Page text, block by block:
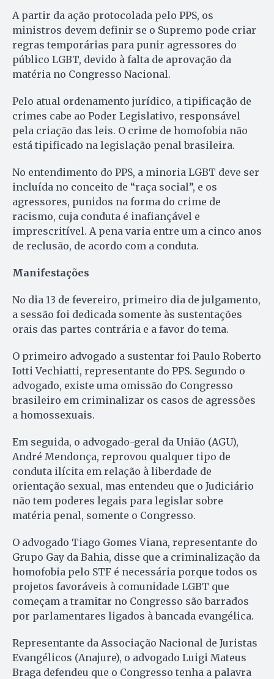
A partir da ação protocolada pelo PPS, os
ministros devem definir se o Supremo pode criar
regras temporárias para punir agressores do
público LGBT, devido à falta de aprovação da
matéria no Congresso Nacional.
Pelo atual ordenamento jurídico, a tipificação de
crimes cabe ao Poder Legislativo, responsável
pela criação das leis. O crime de homofobia não
está tipificado na legislação penal brasileira.
No entendimento do PPS, a minoria LGBT deve ser
incluída no conceito de “raça social”, e os
agressores, punidos na forma do crime de
racismo, cuja conduta é inafiançável e
imprescritível. A pena varia entre um a cinco anos
de reclusão, de acordo com a conduta.
Manifestações
No dia 13 de fevereiro, primeiro dia de julgamento,
a sessão foi dedicada somente às sustentações
orais das partes contrária e a favor do tema.
O primeiro advogado a sustentar foi Paulo Roberto
Iotti Vechiatti, representante do PPS. Segundo o
advogado, existe uma omissão do Congresso
brasileiro em criminalizar os casos de agressões
a homossexuais.
Em seguida, o advogado-geral da União (AGU),
André Mendonça, reprovou qualquer tipo de
conduta ilícita em relação à liberdade de
orientação sexual, mas entendeu que o Judiciário
não tem poderes legais para legislar sobre
matéria penal, somente o Congresso.
O advogado Tiago Gomes Viana, representante do
Grupo Gay da Bahia, disse que a criminalização da
homofobia pelo STF é necessária porque todos os
projetos favoráveis à comunidade LGBT que
começam a tramitar no Congresso são barrados
por parlamentares ligados à bancada evangélica.
Representante da Associação Nacional de Juristas
Evangélicos (Anajure), o advogado Luigi Mateus
Braga defendeu que o Congresso tenha a palavra